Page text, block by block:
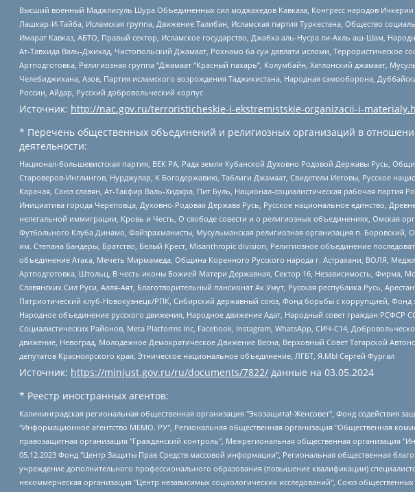
Высший военный Маджлисуль Шура Объединенных сил моджахедов Кавказа, Конгресс народов Ичкерии
Лашкар-И-Тайба, Исламская группа, Движение Талибан, Исламская партия Туркестана, Общество
Имарат Кавказ, АБТО, Правый сектор, Исламское государство, Джабха аль-Нусра ли-Ахль аш-Шам,
Ат-Тавхида Валь-Джихад, Чистопольский Джамаат, Рохнамо ба суи давлати исломи,
Артподготовка, Религиозная группа “Джамаат “Красный пахарь”, Колумбайн, Хатлонский джамаат,
Челебиджихана, Азов, Партия исламского возрождения Таджикистана, Народная самооборона,
России, Айдар, Русский добровольческий корпус
Источник: http://nac.gov.ru/terroristicheskie-i-ekstremistskie-organizacii-i-
* Перечень общественных объединений и религиозных организаций в
деятельности:
Национал-большевистская партия, ВЕК РА, Рада земли Кубанской Духовно Родовой Державы Русь,
Староверов-Инглингов, Нурджулар, К Богодержавию, Таблиги Джамаат, Свидетели Иеговы, Русское
Карачая, Союз славян, Ат-Такфир Валь-Хиджра, Пит Буль, Национал-социалистическая рабочая
Инициатива города Череповца, Духовно-Родовая Держава Русь, Русское национальное единство,
нелегальной иммиграции, Кровь и Честь, О свободе совести и о религиозных объединениях, Омская
Футбольного Клуба Динамо, Файзрахманисты, Мусульманская религиозная организация п.
им. Степана Бандеры, Братство, Белый Крест, Misanthropic division, Религиозное объединение
объединение Атака, Мечеть Мирмамеда, Община Коренного Русского народа г. Астрахани, ВОЛЯ,
Артподготовка, Штольц, В честь иконы Божией Матери Державная, Сектор 16, Независимость, Фирма,
Славянских Сил Руси, Алля-Аят, Благотворительный пансионат Ак Умут, Русская республика Русь,
Патриотический клуб-Новокузнецк/РПК, Сибирский державный союз, Фонд борьбы с коррупцией, Фонд
Народное объединение русского движения, Народное движение Адат, Народный совет граждан РСФСР
Социалистических Районов, Meta Platforms Inc, Facebook, Instagram, WhatsApp, СИЧ-С14,
движение, Невоград, Молодежное Демократическое Движение Весна, Верховный Совет Татарской
депутатов Красноярского края, Этническое национальное объединение, ЛГБТ, Я.МЫ Сергей Фургал
Источник: https://minjust.gov.ru/ru/documents/7822/ данные на 03.05.2024
* Реестр иностранных агентов:
Калининградская региональная общественная организация "Экозащита!-Женсовет", Фонд содействия защите прав и свобод граждан "Общественный вердикт", Фонд "Институт Развития Свободы Информации", Частное учреждение "Информационное агентство МЕМО. РУ", Региональная общественная организация "Общественная комиссия по сохранению наследия академика Сахарова", Фонд поддержки свободы прессы, Санкт-Петербургская общественная правозащитная организация "Гражданский контроль", Межрегиональная общественная организация "Информационно-просветительский центр "Мемориал", Региональный Фонд "Центр Защиты Прав Средств Массовой Информации", с 05.12.2023 Фонд "Центр Защиты Прав Средств массовой информации", Региональная общественная благотворительная организация помощи беженцам и мигрантам "Гражданское содействие", Негосударственное образовательное учреждение дополнительного профессионального образования (повышение квалификации) специалистов "АКАДЕМИЯ ПО ПРАВАМ ЧЕЛОВЕКА", Свердловская региональная общественная организация "Сутяжник", Автономная некоммерческая организация "Центр независимых социологических исследований", Союз общественных объединений "Российский исследовательский центр по правам человека", Региональное общественное учреждение научно-информационный центр "МЕМОРИАЛ", Некоммерческая организация "Фонд защиты гласности", Автономная некоммерческая организация "Институт прав человека", Городская общественная организация "Екатеринбургское общество "МЕМОРИАЛ", Городская общественная организация "Рязанское историко-просветительское и правозащитное общество "Мемориал" (Рязанский Мемориал), Челябинский региональный орган общественной самодеятельности – женское общественное объединение "Женщины Евразии", Челябинский региональный орган общественной самодеятельности "Уральская правозащитная группа", Фонд содействия защите здоровья и социальной справедливости имени Андрея Рылькова, Автономная Некоммерческая Организация "Аналитический Центр Юрия Левады", Автономная некоммерческая организация социальной поддержки населения "Проект Апрель", Региональная общественная организация помощи женщинам и детям, находящимся в кризисной ситуации "Информационно-методический центр "Анна", Фонд содействия развитию массовых коммуникаций и правовому просвещению "Так-так-Так", Фонд содействия устойчивому развитию "Серебряная тайга", Свердловский региональный общественный фонд социальных проектов "Новое время", "Idel.Реалии", Кавказ.Реалии, Крым.Реалии, Телеканал Настоящее Время, Татаро-башкирская служба Радио Свобода (Azatliq Radiosi), Радио Свободная Европа/Радио Свобода (PCE/PC), "Сибирь.Реалии", "Фактограф", Благотворительный фонд помощи осужденным и их семьям, Автономная некоммерческая организация "Институт глобализации и социальных движений", Фонд "В защиту прав заключенных", Частное учреждение "Центр поддержки и содействия развитию средств массовой информации", Пензенский региональный общественный благотворительный фонд "Гражданский союз", "Север.Реалии", Некоммерческая организация Фонд "Правовая инициатива", Общество с ограниченной ответственностью "Радио Свободная Европа/Радио Свобода", Чешское информационное агентство "MEDIUM-ORIENT", Красноярская региональная общественная организация "Мы против СПИДа", Камалягин Денис Николаевич, Маркелов Сергей Евгеньевич, Пономарев Лев Александрович, Савицкая Людмила Алексеевна, Автономная некоммерческая организация "Центр по работе с проблемой насилия "НАСИЛИЮ.НЕТ", Межрегиональный профессиональный союз работников здравоохранения "Альянс врачей", Юридическое лицо, зарегистрированное в Латвийской Республике, SIA "Medusa Project" (регистрационный номер 40103797863, дата регистрации 10.06.2014), Некоммерческая организация "Фонд по борьбе с коррупцией", Автономная некоммерческая организация "Институт права и публичной политики", Баданин Роман Сергеевич, Гликин Максим Александрович, Железнова Мария Михайловна, Лукьянова Юлия Сергеевна, Маетная Елизавета Витальевна, Маняхин Петр Борисович, Чуракова Ольга Владимировна, Ярош Юлия Петровна, Юридическое лицо "The Insider SIA", зарегистрированное в Риге, Латвийская Республика (дата регистрации 26.06.2015), являющееся администратором доменного имени интернет-издания "The Insider SIA", https://theins.ru, Постернак Алексей Евгеньевич, Рубин Михаил Аркадьевич, Анин Роман Александрович, Юридическое лицо Istories fonds, зарегистрированное в Латвийской Республике (регистрационный номер 50008295751, дата регистрации 24.02.2020), Великовский Дмитрий